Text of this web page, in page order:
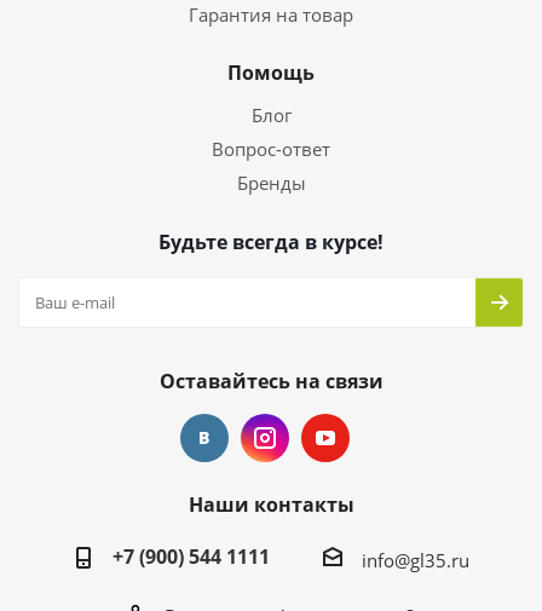
Гарантия на товар
Помощь
Блог
Вопрос-ответ
Бренды
Будьте всегда в курсе!
Оставайтесь на связи
Наши контакты
+7 (900) 544 1111
info@gl35.ru